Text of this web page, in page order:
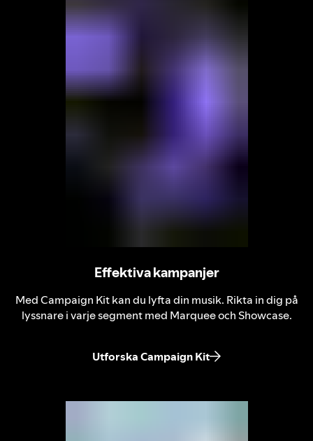
Effektiva kampanjer
Med Campaign Kit kan du lyfta din musik. Rikta in dig på
lyssnare i varje segment med Marquee och Showcase.
Utforska Campaign Kit